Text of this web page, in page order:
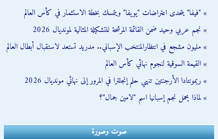
» "فيفا" يتحدى اعتراضات "يويفا" ويتمسك بخطة الاستثمار في كأس العالم
» نجم عربي وحيد ضمن القائمة المرشحة للتشكيلة المثالية لمونديال 2026
» مليون مشجع في انتظارالمنتخب الإسباني.. مدريد تستعد لاستقبال أبطال العالم
» القيمة السوقية لنجوم نهائي كأس العالم
» ريمونتادا الأرجنتين تنهي حلم إنجلترا في المرور إلى نهائي مونديال 2026
» لماذا يحمل نجم إسبانيا اسم "لامين جمال"؟
صوت وصورة